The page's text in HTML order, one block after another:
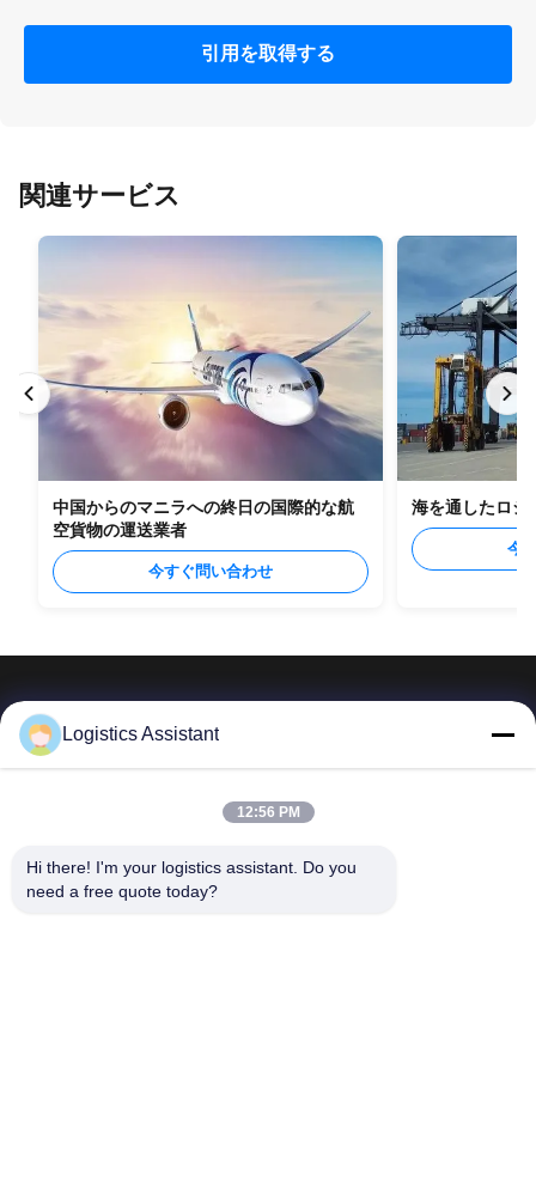
引用を取得する
関連サービス
中国からのマニラへの終日の国際的な航
空貨物の運送業者
今すぐ問い合わせ
海を通したロシ
今
私たちを選べば、決して忘れられない体験を
簡単なリンク 連絡 ください
Logistics Assistant
12:56 PM
Hi there! I'm your logistics assistant. Do you
need a free quote today?